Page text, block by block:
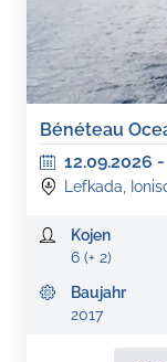
Bénéteau
12.09.2026 -
Lefkada,
Kojen
6 (+ 2)
Baujahr
2017